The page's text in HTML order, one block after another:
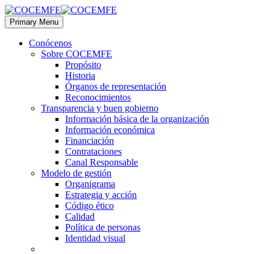
Primary Menu
Conócenos
Sobre COCEMFE
Propósito
Historia
Órganos de representación
Reconocimientos
Transparencia y buen gobierno
Información básica de la organización
Información económica
Financiación
Contrataciones
Canal Responsable
Modelo de gestión
Organigrama
Estrategia y acción
Código ético
Calidad
Política de personas
Identidad visual